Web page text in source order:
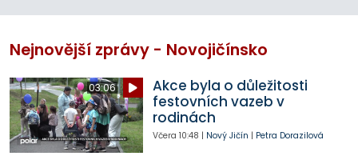
Nejnovější zprávy - Novojičínsko
03:06
Akce byla o důležitosti
festovních vazeb v
rodinách
Včera 10:48 | Nový Jičín | Petra Dorazilová